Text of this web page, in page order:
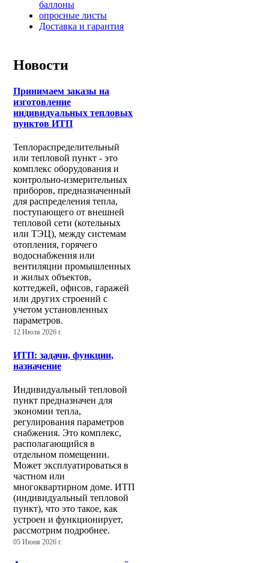
баллоны
опросные листы
Доставка и гарантия
Новости
Принимаем заказы на
изготовление
индивидуальных тепловых
пунктов ИТП
Теплораспределительный
или тепловой пункт - это
комплекс оборудования и
контрольно-измерительных
приборов, предназначенный
для распределения тепла,
поступающего от внешней
тепловой сети (котельных
или ТЭЦ), между системам
отопления, горячего
водоснабжения или
вентиляции промышленных
и жилых объектов,
коттеджей, офисов, гаражей
или других строений с
учетом установленных
параметров.
12 Июля 2026 г.
ИТП: задачи, функции,
назначение
Индивидуальный тепловой
пункт предназначен для
экономии тепла,
регулирования параметров
снабжения. Это комплекс,
располагающийся в
отдельном помещении.
Может эксплуатироваться в
частном или
многоквартирном доме. ИТП
(индивидуальный тепловой
пункт), что это такое, как
устроен и функционирует,
рассмотрим подробнее.
05 Июня 2026 г.